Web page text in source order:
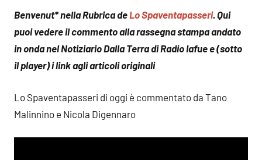
Benvenut* nella Rubrica deLo Spaventapasseri. Qui
puoi vedere il commento alla rassegna stampa andato
in onda nel Notiziario Dalla Terra di Radio Iafue e (sotto
il player) i link agli articoli originali
Lo Spaventapasseri di oggi è commentato da Tano
Malinnino e Nicola Digennaro